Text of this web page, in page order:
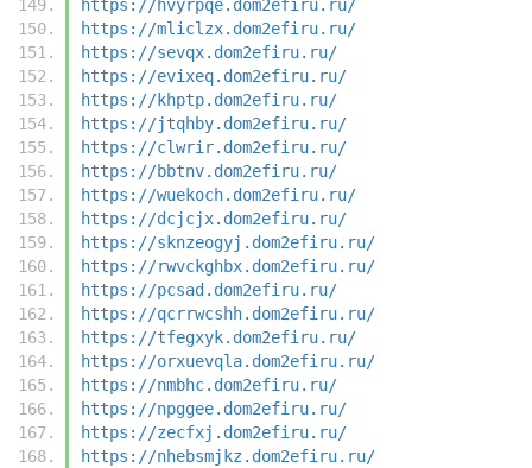
https://hvyrpqe.dom2efiru.ru/
https://mliclzx.dom2efiru.ru/
https://sevqx.dom2efiru.ru/
https://evixeq.dom2efiru.ru/
https://khptp.dom2efiru.ru/
https://jtqhby.dom2efiru.ru/
https://clwrir.dom2efiru.ru/
https://bbtnv.dom2efiru.ru/
https://wuekoch.dom2efiru.ru/
https://dcjcjx.dom2efiru.ru/
https://sknzeogyj.dom2efiru.ru/
https://rwvckghbx.dom2efiru.ru/
https://pcsad.dom2efiru.ru/
https://qcrrwcshh.dom2efiru.ru/
https://tfegxyk.dom2efiru.ru/
https://orxuevqla.dom2efiru.ru/
https://nmbhc.dom2efiru.ru/
https://npggee.dom2efiru.ru/
https://zecfxj.dom2efiru.ru/
https://nhebsmjkz.dom2efiru.ru/